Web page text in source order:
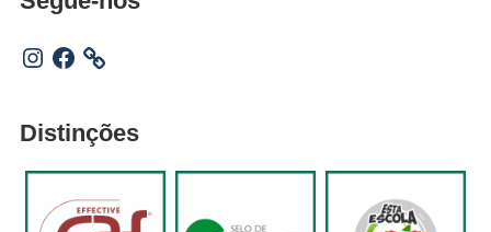
Instagram
Facebook
Distinções